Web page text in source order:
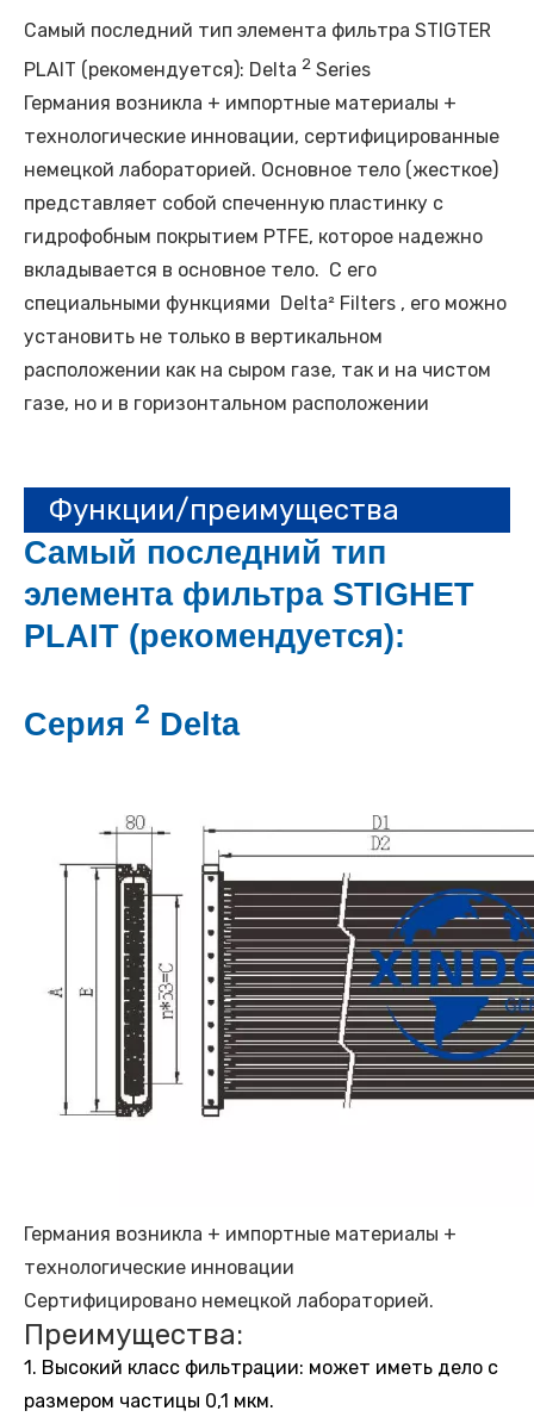
Самый последний тип элемента фильтра STIGTER
PLAIT (рекомендуется): Delta 2 Series
Германия возникла + импортные материалы +
технологические инновации, сертифицированные
немецкой лабораторией. Основное тело (жесткое)
представляет собой спеченную пластинку с
гидрофобным покрытием PTFE, которое надежно
вкладывается в основное тело. С его
специальными функциями Delta² Filters , его можно
установить не только в вертикальном
расположении как на сыром газе, так и на чистом
газе, но и в горизонтальном расположении
Функции/преимущества
Самый последний тип
элемента фильтра STIGHET
PLAIT (рекомендуется):
Серия 2 Delta
Германия возникла + импортные материалы +
технологические инновации
Сертифицировано немецкой лабораторией.
Преимущества:
1. Высокий класс фильтрации: может иметь дело с
размером частицы 0,1 мкм.